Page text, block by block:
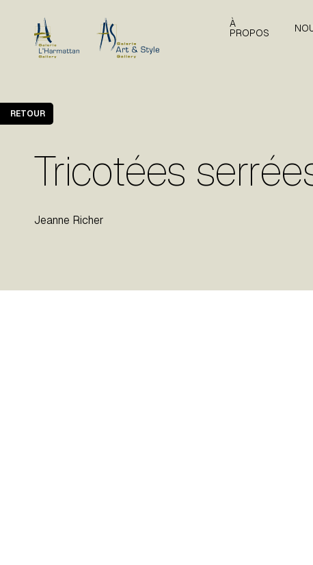
À
PROPOS
Tricotées
Jeanne Richer
RETOUR